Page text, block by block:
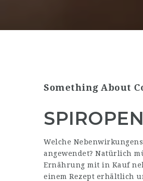
Something About
Welche
angewendet? Natürlich
Ernährung mit in Kauf
einem Rezept erhältlich